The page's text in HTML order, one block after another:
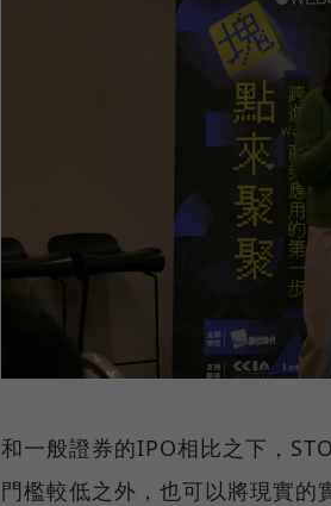
和一般證券的IPO相比之下，
門檻較低之外，也可以將現實的